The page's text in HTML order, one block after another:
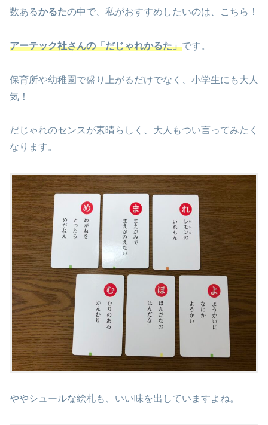
数あるかるたの中で、私がおすすめしたいのは、こちら！
アーテック社さんの「だじゃれかるた」です。
保育所や幼稚園で盛り上がるだけでなく、小学生にも大人
気！
だじゃれのセンスが素晴らしく、大人もつい言ってみたく
なります。
ややシュールな絵札も、いい味を出していますよね。